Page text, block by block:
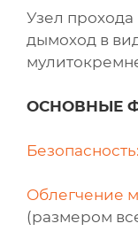
Узел
дымоход в
ОСНОВНЫЕ
Безопасность:
Облегчение
(размером